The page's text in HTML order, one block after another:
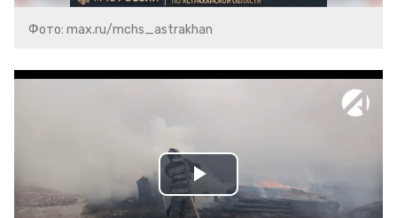
Фото: max.ru/mchs_astrakhan
Play